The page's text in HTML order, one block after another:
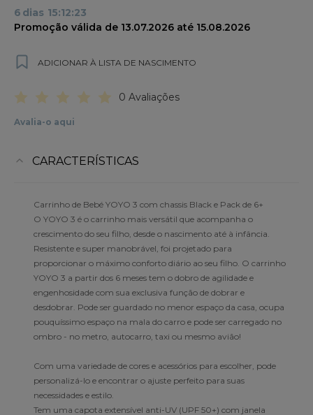
6 dias 15:12:23
Promoção válida de 13.07.2026 até 15.08.2026
ADICIONAR À LISTA DE NASCIMENTO
0 Avaliações
Avalia-o aqui
CARACTERÍSTICAS
Carrinho de Bebé YOYO 3 com chassis Black e Pack de 6+
O YOYO 3 é o carrinho mais versátil que acompanha o
crescimento do seu filho, desde o nascimento até à infância.
Resistente e super manobrável, foi projetado para
proporcionar o máximo conforto diário ao seu filho. O carrinho
YOYO 3 a partir dos 6 meses tem o dobro de agilidade e
engenhosidade com sua exclusiva função de dobrar e
desdobrar. Pode ser guardado no menor espaço da casa, ocupa
pouquíssimo espaço na mala do carro e pode ser carregado no
ombro - no metro, autocarro, taxi ou mesmo avião!
Com uma variedade de cores e acessórios para escolher, pode
personalizá-lo e encontrar o ajuste perfeito para suas
necessidades e estilo.
Tem uma capota extensível anti-UV (UPF 50+) com janela